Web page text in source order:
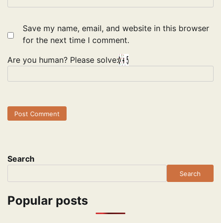
Save my name, email, and website in this browser
for the next time I comment.
Are you human? Please solve:
Search
Search
Popular posts